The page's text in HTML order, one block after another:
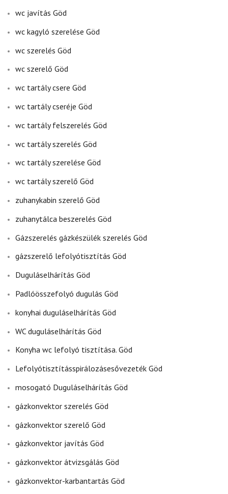
wc javítás Göd
wc kagyló szerelése Göd
wc szerelés Göd
wc szerelő Göd
wc tartály csere Göd
wc tartály cseréje Göd
wc tartály felszerelés Göd
wc tartály szerelés Göd
wc tartály szerelése Göd
wc tartály szerelő Göd
zuhanykabin szerelő Göd
zuhanytálca beszerelés Göd
Gázszerelés gázkészülék szerelés Göd
gázszerelő lefolyótisztítás Göd
Duguláselhárítás Göd
Padlóösszefolyó dugulás Göd
konyhai duguláselhárítás Göd
WC duguláselhárítás Göd
Konyha wc lefolyó tisztítása. Göd
Lefolyótisztításspirálozásesővezeték Göd
mosogató Duguláselhárítás Göd
gázkonvektor szerelés Göd
gázkonvektor szerelő Göd
gázkonvektor javítás Göd
gázkonvektor átvizsgálás Göd
gázkonvektor-karbantartás Göd